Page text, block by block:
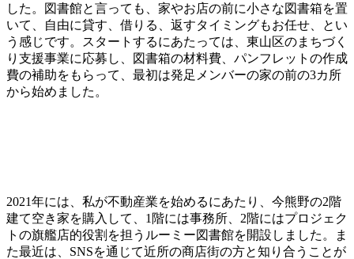
した。図書館と言っても、家やお店の前に小さな図書箱を置
いて、自由に貸す、借りる、返すタイミングもお任せ、とい
う感じです。スタートするにあたっては、東山区のまちづく
り支援事業に応募し、図書箱の材料費、パンフレットの作成
費の補助をもらって、最初は発足メンバーの家の前の3カ所
から始めました。
2021年には、私が不動産業を始めるにあたり、今熊野の2階
建て空き家を購入して、1階には事務所、2階にはプロジェク
トの旗艦店的役割を担うルーミー図書館を開設しました。ま
た最近は、SNSを通じて近所の商店街の方と知り合うことが